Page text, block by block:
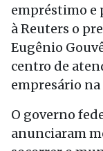
empréstimo e
à Reuters o
Eugênio
centro de
empresário na
O governo
anunciaram